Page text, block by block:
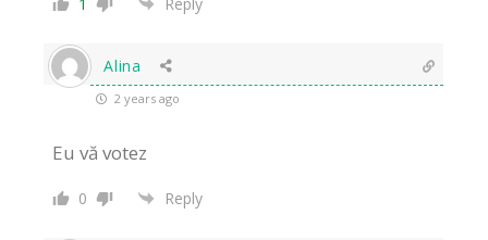
Reply
Alina
2 years ago
Eu vă votez
0 Reply